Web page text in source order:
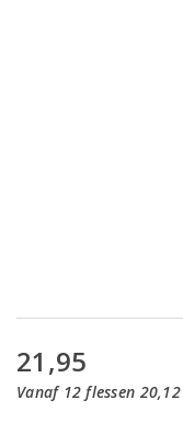
21,95
Vanaf 12 flessen